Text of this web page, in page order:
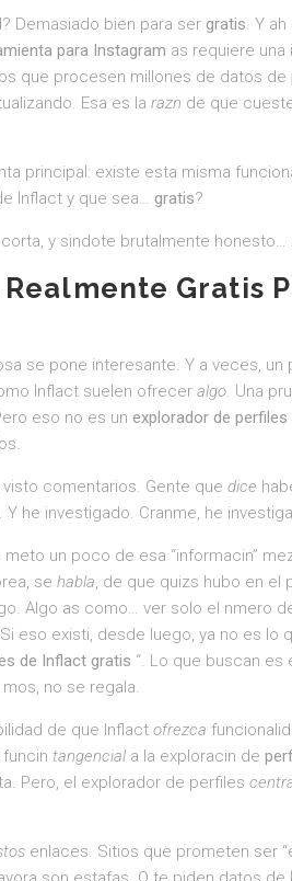
Demasiado bien para ser gratis. Y
para Instagram as requiere
que procesen millones de datos de
Esa es la razn de que
principal: existe esta misma
Inflact y que sea… gratis?
y sindote brutalmente
Gratis
se pone interesante. Y a veces,
Inflact suelen ofrecer algo. Una
eso no es un explorador de
comentarios. Gente que dice
he investigado. Cranme, he
meto un poco de esa “informacin”
se habla, de que quizs hubo en el
Algo as como… ver solo el nmero
eso existi, desde luego, ya no es lo
de Inflact gratis “. Lo que buscan es
no se regala.
de que Inflact ofrezca
funcin tangencial a la exploracin de
Pero, el explorador de perfiles
enlaces. Sitios que prometen ser